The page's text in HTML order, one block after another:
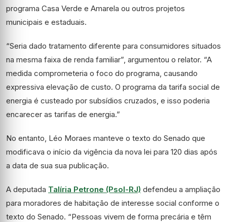
programa Casa Verde e Amarela ou outros projetos
municipais e estaduais.
“Seria dado tratamento diferente para consumidores situados
na mesma faixa de renda familiar”, argumentou o relator. “A
medida comprometeria o foco do programa, causando
expressiva elevação de custo. O programa da tarifa social de
energia é custeado por subsídios cruzados, e isso poderia
encarecer as tarifas de energia.”
No entanto, Léo Moraes manteve o texto do Senado que
modificava o início da vigência da nova lei para 120 dias após
a data de sua sua publicação.
A deputada Talíria Petrone (Psol-RJ) defendeu a ampliação
para moradores de habitação de interesse social conforme o
texto do Senado. “Pessoas vivem de forma precária e têm